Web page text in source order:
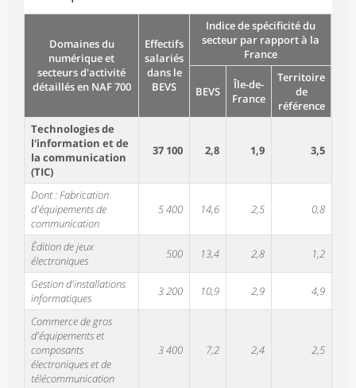
Domaines du
numérique et
secteurs d'activité
détaillés en NAF 700
Effectifs
salariés
dans le
BEVS
Indice de spécificité du
secteur par rapport à la
France
BEVS
Île-de-
France
Territoire
de
référence
Technologies de
l'information et de
la communication
(TIC)
37 100 2,8 1,9 3,5
Dont : Fabrication
d'équipements de
communication
5 400 14,6 2,5 0,8
Édition de jeux
électroniques
500 13,4 2,8 1,2
Gestion d'installations
informatiques
3 200 10,9 2,9 4,9
Commerce de gros
d'équipements et
composants
électroniques et de
télécommunication
3 400 7,2 2,4 2,5